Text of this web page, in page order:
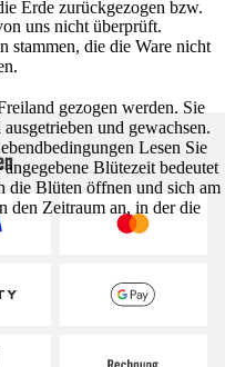
Erde zurückgezogen bzw.
gezogen werden. Sie
und gewachsen.
Lesen Sie
Blütezeit bedeutet
die Blüten öffnen und sich am
den Zeitraum an, in der die
uns nicht überprüft.
stammen, die die Ware nicht